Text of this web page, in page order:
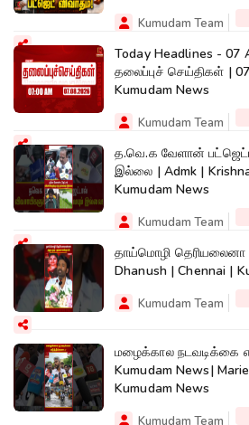
Kumudam Team
Today Headlines - 07
தலைப்புச் செய்திகள் |
Kumudam News
Kumudam Team
த.வெ.க வேளான்
இல்லை | Admk |
Kumudam News
Kumudam Team
தாய்மொழி
Dhanush | Chennai |
Kumudam Team
மழைக்கால நடவடிக்கை
Kumudam News|
Kumudam News
Kumudam Team